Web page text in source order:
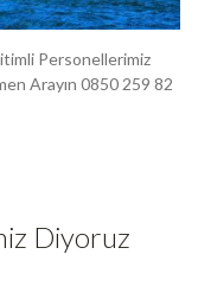
Personellerimiz
Arayın 0850 259 82
Diyoruz